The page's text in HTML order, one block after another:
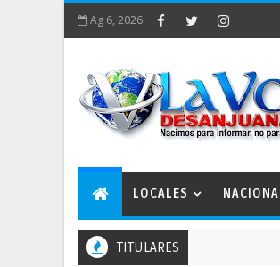
Ag 6, 2026
LOCALES
TITULARES